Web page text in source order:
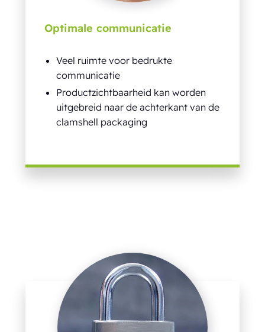
Optimale communicatie
Veel ruimte voor bedrukte
communicatie
Productzichtbaarheid kan worden
uitgebreid naar de achterkant van de
clamshell packaging